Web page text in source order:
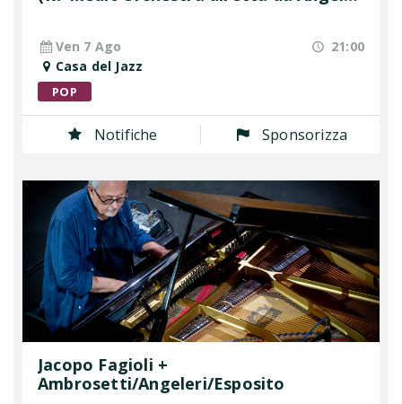
Ven 7 Ago
21:00
Casa del Jazz
POP
Notifiche Sponsorizza
Jacopo Fagioli +
Ambrosetti/Angeleri/Esposito